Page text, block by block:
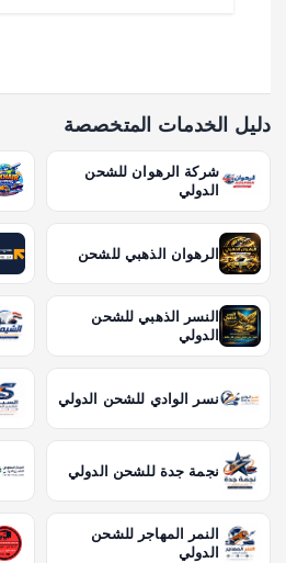
دليل الخدمات المتخصصة
شركة الرهوان للشحن
الدولي
الرهوان الذهبي للشحن
النسر الذهبي للشحن
الدولي
نسر الوادي للشحن الدولي
نجمة جدة للشحن الدولي
النمر المهاجر للشحن
الدولي